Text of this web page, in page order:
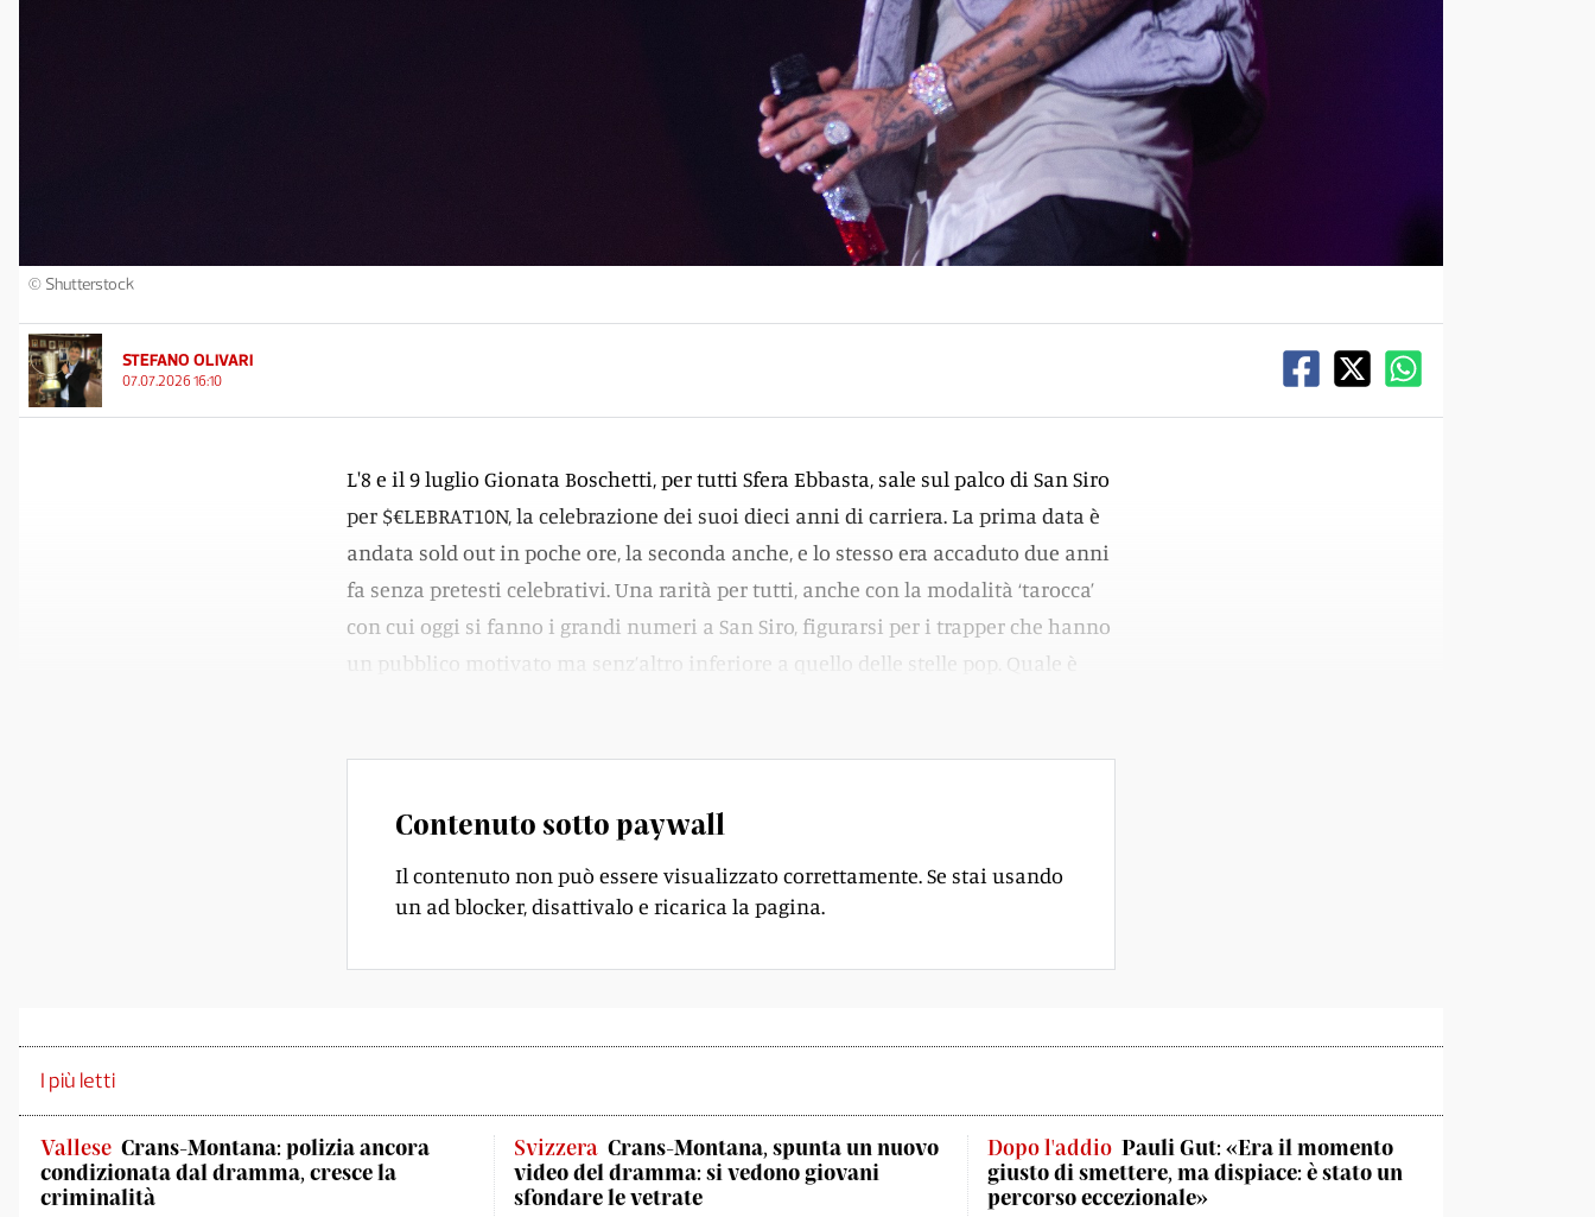
© Shutterstock
STEFANO OLIVARI
07.07.2026 16:10
L'8 e il 9 luglio Gionata Boschetti, per tutti Sfera Ebbasta, sale sul palco di San Siro
per $€LEBRAT10N, la celebrazione dei suoi dieci anni di carriera. La prima data è
andata sold out in poche ore, la seconda anche, e lo stesso era accaduto due anni
fa senza pretesti celebrativi. Una rarità per tutti, anche con la modalità ‘tarocca’
con cui oggi si fanno i grandi numeri a San Siro, figurarsi per i trapper che hanno
un pubblico motivato ma senz’altro inferiore a quello delle stelle pop. Quale è
Contenuto sotto paywall
Il contenuto non può essere visualizzato correttamente. Se stai usando
un ad blocker, disattivalo e ricarica la pagina.
I più letti
Vallese Crans-Montana: polizia ancora
condizionata dal dramma, cresce la
criminalità
Svizzera Crans-Montana, spunta un nuovo
video del dramma: si vedono giovani
sfondare le vetrate
Dopo l'addio Pauli Gut: «Era il momento
giusto di smettere, ma dispiace: è stato un
percorso eccezionale»